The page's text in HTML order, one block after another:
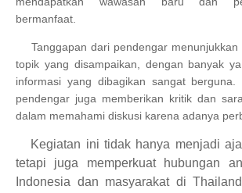
bermanfaat.
Tanggapan dari pendengar
topik yang disampaikan, dengan banyak
informasi yang dibagikan sangat berguna.
pendengar juga memberikan kritik dan
dalam memahami diskusi karena adanya
Kegiatan ini tidak hanya menjadi
tetapi juga memperkuat hubungan
Indonesia dan masyarakat di